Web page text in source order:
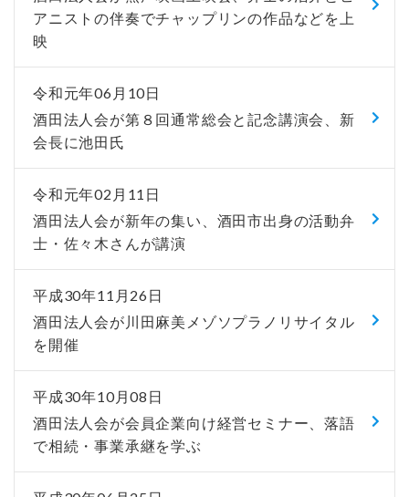
アニストの伴奏でチャップリンの作品などを上
映
令和元年06月10日
酒田法人会が第８回通常総会と記念講演会、新
会長に池田氏
令和元年02月11日
酒田法人会が新年の集い、酒田市出身の活動弁
士・佐々木さんが講演
平成30年11月26日
酒田法人会が川田麻美メゾソプラノリサイタル
を開催
平成30年10月08日
酒田法人会が会員企業向け経営セミナー、落語
で相続・事業承継を学ぶ